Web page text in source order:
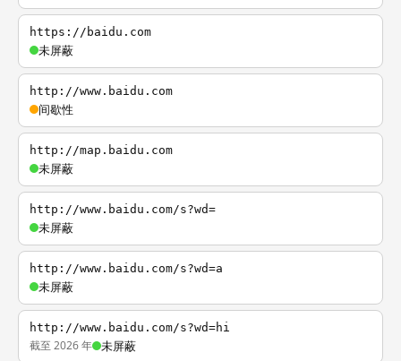
https://baidu.com
未屏蔽
http://www.baidu.com
间歇性
http://map.baidu.com
未屏蔽
http://www.baidu.com/s?wd=
未屏蔽
http://www.baidu.com/s?wd=a
未屏蔽
http://www.baidu.com/s?wd=hi
截至 2026 年 未屏蔽